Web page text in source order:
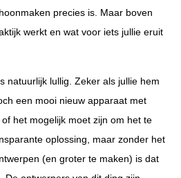
precies is. Maar boven
werkt en wat voor iets jullie eruit
natuurlijk lullig. Zeker als jullie hem
een mooi nieuw apparaat met
het mogelijk moet zijn om het te
oplossing, maar zonder het
(en groter te maken) is dat